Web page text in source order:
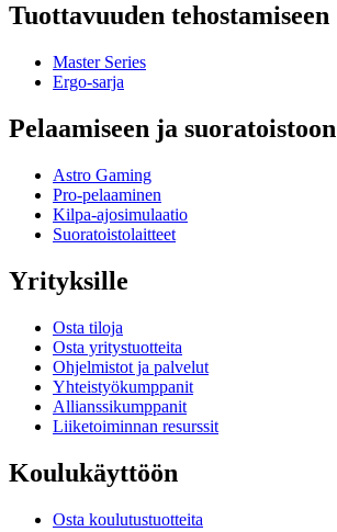
Tuottavuuden tehostamiseen
Master Series
Ergo-sarja
Pelaamiseen ja suoratoistoon
Astro Gaming
Pro-pelaaminen
Kilpa-ajosimulaatio
Suoratoistolaitteet
Yrityksille
Osta tiloja
Osta yritystuotteita
Ohjelmistot ja palvelut
Yhteistyökumppanit
Allianssikumppanit
Liiketoiminnan resurssit
Koulukäyttöön
Osta koulutustuotteita